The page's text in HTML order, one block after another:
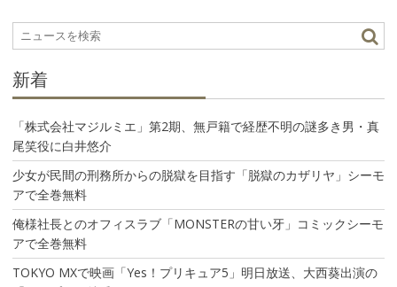
シ
ョ
新着
「株式会社マジルミエ」第2期、無戸籍で経歴不明の謎多き男・真
尾笑役に白井悠介
少女が民間の刑務所からの脱獄を目指す「脱獄のカザリヤ」シーモ
アで全巻無料
俺様社長とのオフィスラブ「MONSTERの甘い牙」コミックシーモ
アで全巻無料
TOKYO MXで映画「Yes！プリキュア5」明日放送、大西葵出演の